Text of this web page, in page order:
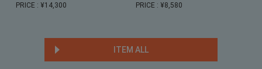
PRICE : ¥14,300
PRICE : ¥8,580
ITEM ALL